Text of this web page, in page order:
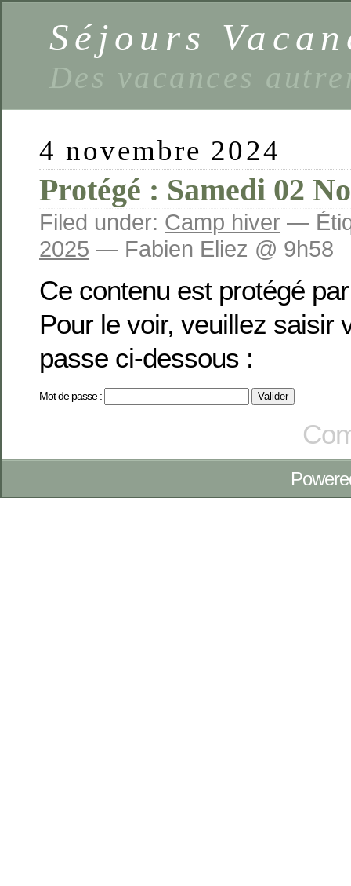
Séjours
Des vacances
4 novembre 2024
Protégé : Samedi 02
Filed under: Camp hiver —
2025 — Fabien Eliez @ 9h58
Ce contenu est protégé
Pour le voir, veuillez saisir
passe ci-dessous :
Mot de passe :